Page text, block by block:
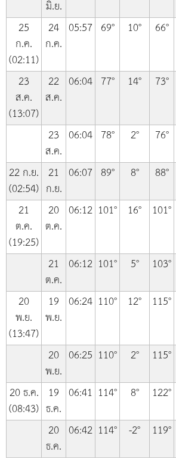
มิ.ย.
25
ก.ค.
(02:11)
24
ก.ค.
05:57 69° 10° 66°
23
ส.ค.
(13:07)
22
ส.ค.
06:04 77° 14° 73°
23
ส.ค.
06:04 78° 2° 76°
22 ก.ย.
(02:54)
21
ก.ย.
06:07 89° 8° 88°
21
ต.ค.
(19:25)
20
ต.ค.
06:12 101° 16° 101°
21
ต.ค.
06:12 101° 5° 103°
20
พ.ย.
(13:47)
19
พ.ย.
06:24 110° 12° 115°
20
พ.ย.
06:25 110° 2° 115°
20 ธ.ค.
(08:43)
19
ธ.ค.
06:41 114° 8° 122°
20
ธ.ค.
06:42 114° -2° 119°